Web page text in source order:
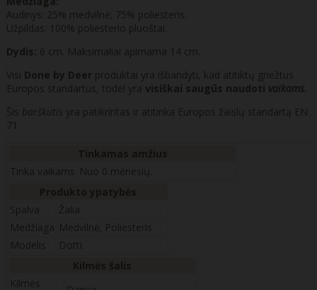
Audinys: 25% medvilnė; 75% poliesteris.
Užpildas: 100% poliesterio pluoštai.
Dydis: 6 cm. Maksimaliai apimama 14 cm.
Visi Done by Deer produktai yra išbandyti, kad atitiktų griežtus
Europos standartus, todėl yra visiškai saugūs naudoti vaikams.
Šis barškutis yra patikrintas ir atitinka Europos žaislų standartą EN
71.
Tinka vaikams Nuo 0 mėnesių.
Spalva
Žalia
Medžiaga Medvilnė; Poliesteris
Modelis
Dotti
Kilmės